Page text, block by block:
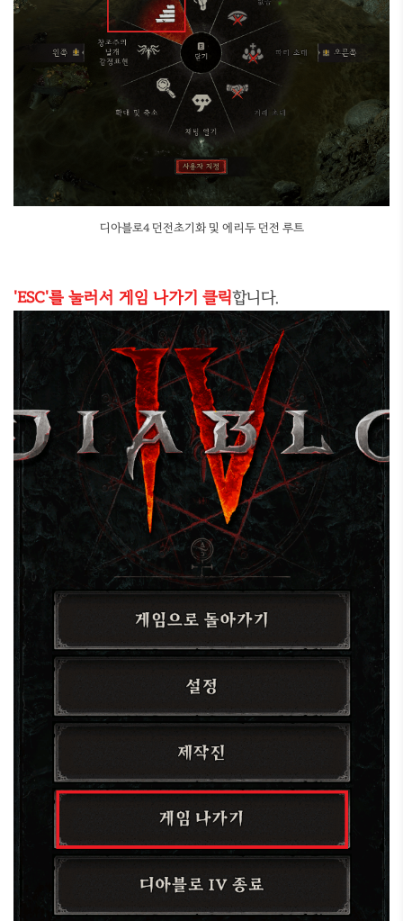
디아블로4 던전초기화 및 에리두 던전 루트
'ESC'를 눌러서 게임 나가기 클릭합니다.